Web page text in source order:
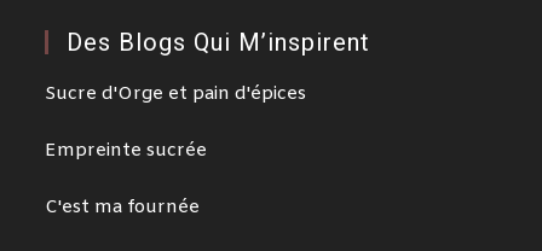
Des Blogs Qui M’inspirent
Sucre d'Orge et pain d'épices
Empreinte sucrée
C'est ma fournée